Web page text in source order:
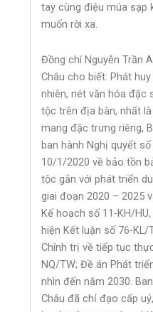
tay cùng điệu múa sạp
muốn rời xa.
Đồng chí Nguyễn Trần
Châu cho biết: Phát
nhiên, nét văn hóa đặc
tộc trên địa bàn, nhất
mang đặc trưng riêng,
ban hành Nghị quyết
10/1/2020 về bảo tồn
tộc gắn với phát triển
giai đoạn 2020 – 2025
Kế hoạch số 11-KH/
hiện Kết luận số 76-
Chính trị về tiếp tục
NQ/TW; Đề án Phát
nhìn đến năm 2030.
Châu đã chỉ đạo cấp